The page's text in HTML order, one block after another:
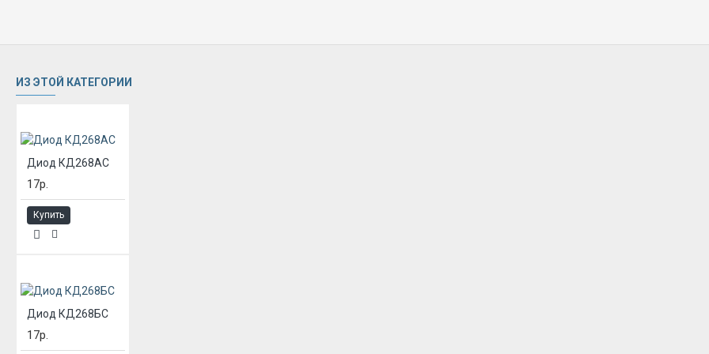
ИЗ ЭТОЙ КАТЕГОРИИ
Диод КД268АС
17р.
Купить
Диод КД268БС
17р.